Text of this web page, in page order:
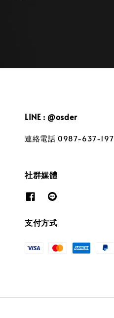
LINE : @osder
連絡電話 0987-637-197
社群媒體
支付方式